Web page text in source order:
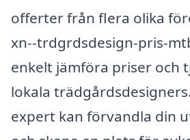
offerter från flera olika
xn--trdgrdsdesign-pris-
enkelt jämföra priser och
lokala
expert kan förvandla din